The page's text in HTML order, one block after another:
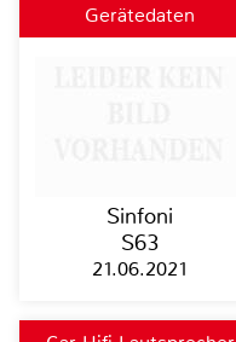
Gerätedaten
Sinfoni
S63
21.06.2021